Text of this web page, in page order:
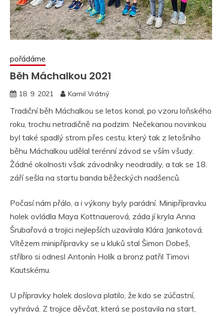
pořádáme
Běh Máchalkou 2021
18. 9. 2021 Kamil Vrátný
Tradiční běh Máchalkou se letos konal, po vzoru loňského
roku, trochu netradičně na podzim. Nečekanou novinkou
byl také spadlý strom přes cestu, který tak z letošního
běhu Máchalkou udělal terénní závod se vším všudy.
Žádné okolnosti však závodníky neodradily, a tak se 18.
září sešla na startu banda běžeckých nadšenců.
Počasí nám přálo, a i výkony byly parádní. Minipřípravku
holek ovládla Maya Kottnauerová, záda jí kryla Anna
Šrubařová a trojici nejlepších uzavírala Klára Jankotová.
Vítězem minipřípravky se u kluků stal Šimon Dobeš,
stříbro si odnesl Antonín Holík a bronz patřil Timovi
Kautskému.
U přípravky holek doslova platilo, že kdo se zúčastní,
vyhrává. Z trojice děvčat, která se postavila na start,